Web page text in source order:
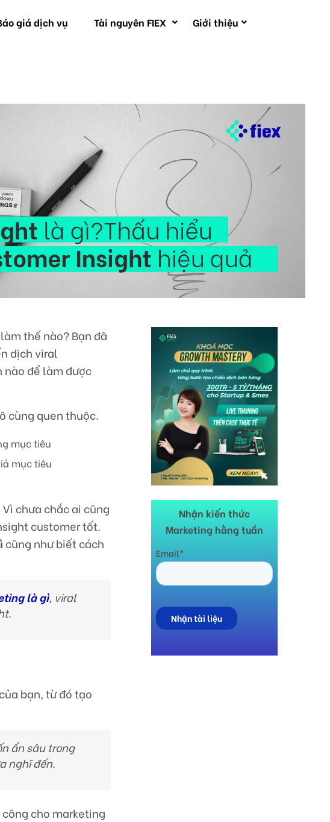
giá dịch vụ Tài nguyên FIEX Giới thiệu
thế nào? Bạn đã
dịch viral
nào để làm được
cùng quen thuộc.
mục tiêu
mục tiêu
chưa chắc ai cũng
customer tốt.
cũng như biết cách
là gì, viral
bạn, từ đó tạo
ẩn sâu trong
nghĩ đến.
cho marketing
Nhận kiến thức
Marketing hằng tuần